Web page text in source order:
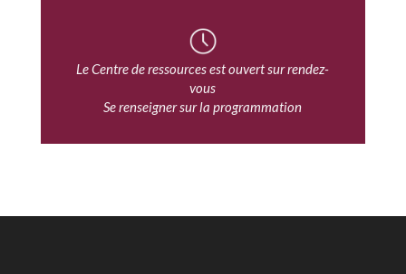
Le Centre de ressources est ouvert sur rendez-
vous
Se renseigner sur la programmation